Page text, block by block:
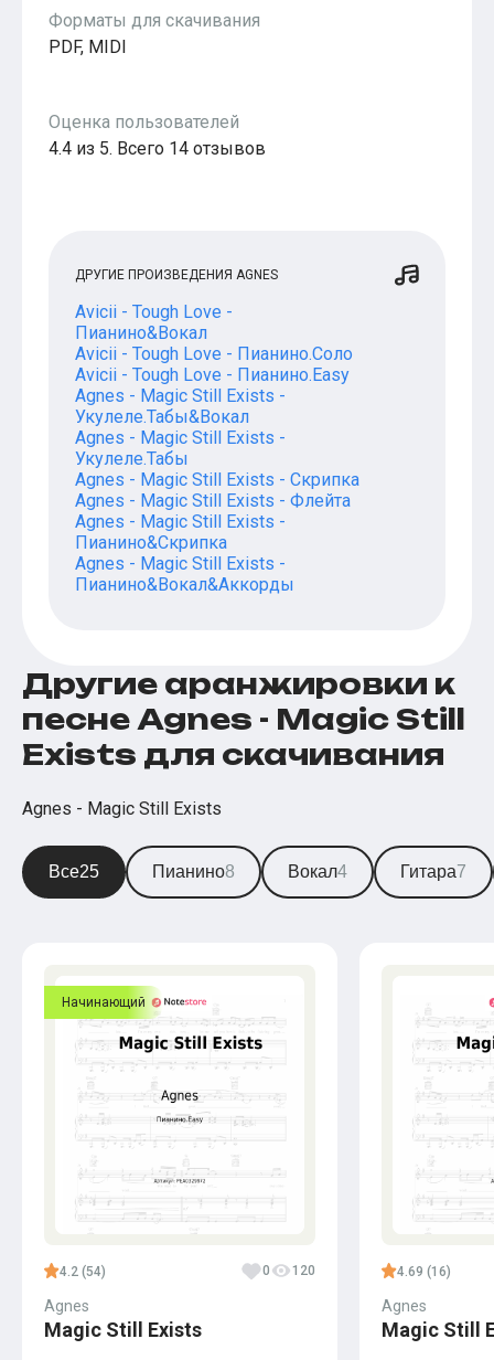
Популярное
Бесплатные
Форматы для скачивания
PDF, MIDI
Оценка пользователей
4.4 из 5. Всего 14 отзывов
ДРУГИЕ ПРОИЗВЕДЕНИЯ AGNES
Avicii - Tough Love -
Пианино&Вокал
Avicii - Tough Love - Пианино.Соло
Avicii - Tough Love - Пианино.Easy
Agnes - Magic Still Exists -
Укулеле.Табы&Вокал
Agnes - Magic Still Exists -
Укулеле.Табы
Agnes - Magic Still Exists - Скрипка
Agnes - Magic Still Exists - Флейта
Agnes - Magic Still Exists -
Пианино&Скрипка
Agnes - Magic Still Exists -
Пианино&Вокал&Аккорды
Другие аранжировки к
песне Agnes - Magic Still
Exists для скачивания
Agnes - Magic Still Exists
Все25 Пианино8 Вокал4 Гитара7
Начинающий
4.2 (54) 0 120
Agnes
Magic Still Exists
4.69 (16)
Agnes
Magic Still